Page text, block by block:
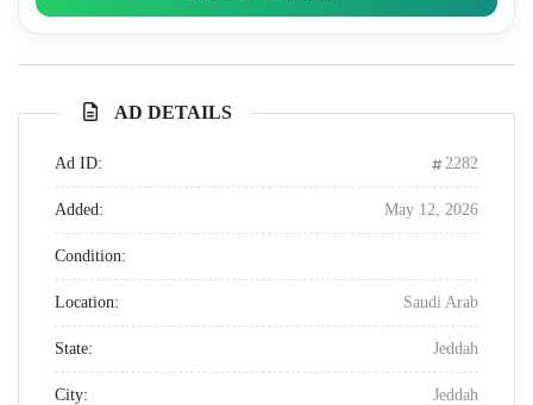
AD DETAILS
Ad ID: 2282
Added: May 12, 2026
Condition:
Location: Saudi Arab
State: Jeddah
City: Jeddah